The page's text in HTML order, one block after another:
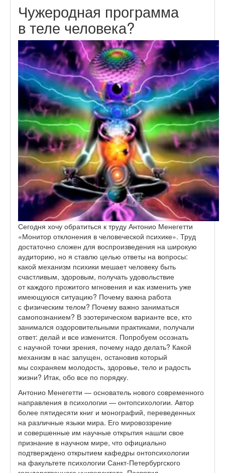
Чужеродная программа
в теле человека?
Сегодня хочу обратиться к труду Антонио Менегетти
«Монитор отклонения в человеческой психике». Труд
достаточно сложен для воспроизведения на широкую
аудиторию, но я ставлю целью ответы на вопросы:
какой механизм психики мешает человеку быть
счастливым, здоровым, получать удовольствие
от каждого прожитого мгновения и как изменить уже
имеющуюся ситуацию? Почему важна работа
с физическим телом? Почему важно заниматься
самопознанием? В эзотерическом варианте все, кто
занимался оздоровительными практиками, получали
ответ: делай и все изменится. Попробуем осознать
с научной точки зрения, почему надо делать? Какой
механизм в нас запущен, остановив который
мы сохраняем молодость, здоровье, тело и радость
жизни? Итак, обо все по порядку.
Антонио Менегетти — основатель нового современного
направления в психологии — онтопсихологии. Автор
более пятидесяти книг и монографий, переведенных
на различные языки мира. Его мировоззрение
и совершенные им научные открытия нашли свое
признание в научном мире, что официально
подтверждено открытием кафедры онтопсихологии
на факультете психологии Санкт-Петербургского